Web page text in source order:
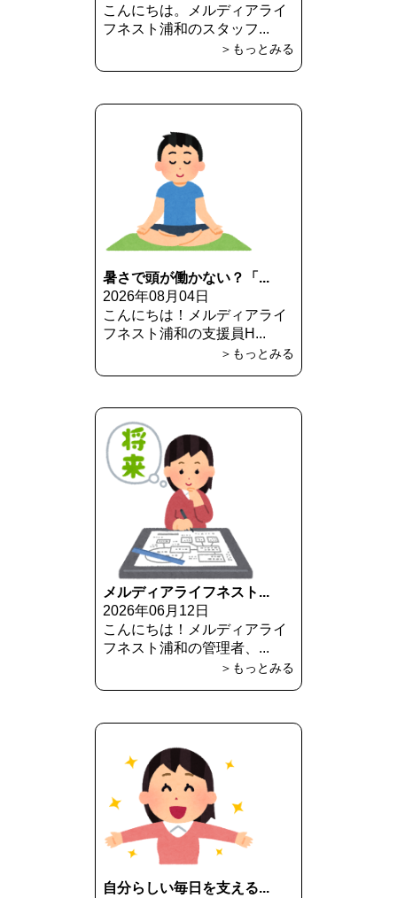
こんにちは。メルディアライ
フネスト浦和のスタッフ...
＞もっとみる
暑さで頭が働かない？「...
2026年08月04日
こんにちは！メルディアライ
フネスト浦和の支援員H...
＞もっとみる
メルディアライフネスト...
2026年06月12日
こんにちは！メルディアライ
フネスト浦和の管理者、...
＞もっとみる
自分らしい毎日を支える...